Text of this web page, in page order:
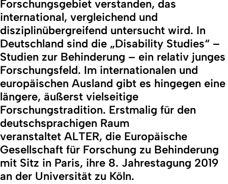
Forschungsgebiet verstanden, das
international, vergleichend und
disziplinübergreifend untersucht wird. In
Deutschland sind die „Disability Studies“ –
Studien zur Behinderung – ein relativ junges
Forschungsfeld. Im internationalen und
europäischen Ausland gibt es hingegen eine
längere, äußerst vielseitige
Forschungstradition. Erstmalig für den
deutschsprachigen Raum
veranstaltet ALTER, die Europäische
Gesellschaft für Forschung zu Behinderung
mit Sitz in Paris, ihre 8. Jahrestagung 2019
an der Universität zu Köln.